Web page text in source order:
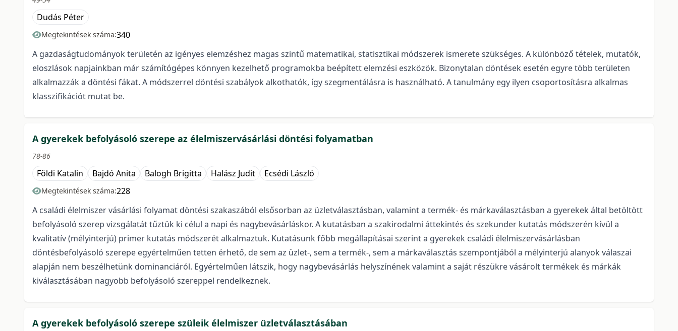
Dudás Péter
Megtekintések száma:340
A gazdaságtudományok területén az igényes elemzéshez magas szintű matematikai, statisztikai módszerek ismerete szükséges. A különböző tételek, mutatók,
eloszlások napjainkban már számítógépes könnyen kezelhető programokba beépített elemzési eszközök. Bizonytalan döntések esetén egyre több területen
alkalmazzák a döntési fákat. A módszerrel döntési szabályok alkothatók, így szegmentálásra is használható. A tanulmány egy ilyen csoportosításra alkalmas
klasszifikációt mutat be.
A gyerekek befolyásoló szerepe az élelmiszervásárlási döntési folyamatban
78-86
Földi Katalin Bajdó Anita Balogh Brigitta Halász Judit Ecsédi László
Megtekintések száma:228
A családi élelmiszer vásárlási folyamat döntési szakaszából elsősorban az üzletválasztásban, valamint a termék- és márkaválasztásban a gyerekek által betöltött
befolyásoló szerep vizsgálatát tűztük ki célul a napi és nagybevásárláskor. A kutatásban a szakirodalmi áttekintés és szekunder kutatás módszerén kívül a
kvalitatív (mélyinterjú) primer kutatás módszerét alkalmaztuk. Kutatásunk főbb megállapításai szerint a gyerekek családi élelmiszervásárlásban
döntésbefolyásoló szerepe egyértelműen tetten érhető, de sem az üzlet-, sem a termék-, sem a márkaválasztás szempontjából a mélyinterjú alanyok válaszai
alapján nem beszélhetünk dominanciáról. Egyértelműen látszik, hogy nagybevásárlás helyszínének valamint a saját részükre vásárolt termékek és márkák
kiválasztásában nagyobb befolyásoló szereppel rendelkeznek.
A gyerekek befolyásoló szerepe szüleik élelmiszer üzletválasztásában